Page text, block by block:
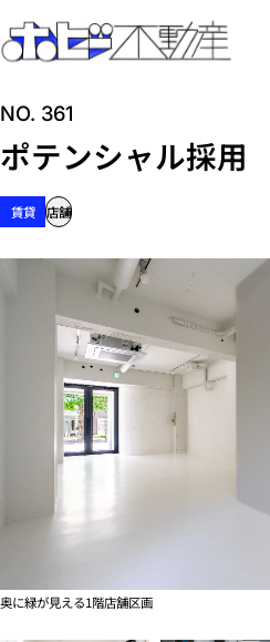
NO. 361
ポテンシャル採用
賃貸 店舗
奥に緑が見える1階店舗区画